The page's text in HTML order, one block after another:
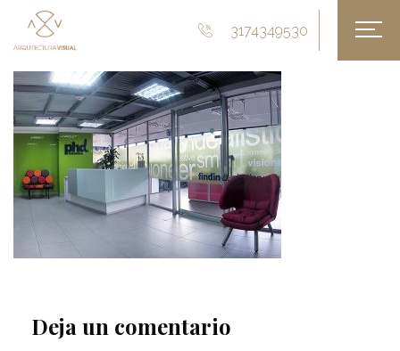
3174349530
Deja un comentario